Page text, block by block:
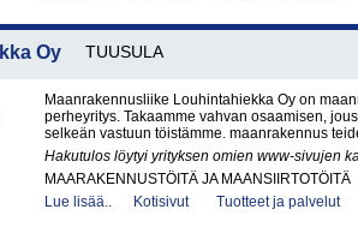
Oy TUUSULA
Maanrakennusliike Louhintahiekka Oy on
perheyritys. Takaamme vahvan osaamisen,
selkeän vastuun töistämme. maanrakennus
Hakutulos löytyi yrityksen omien www-sivujen
MAARAKENNUSTÖITÄ JA MAANSIIRTOTÖITÄ
Lue lisää..
Kotisivut Tuotteet ja palvelut